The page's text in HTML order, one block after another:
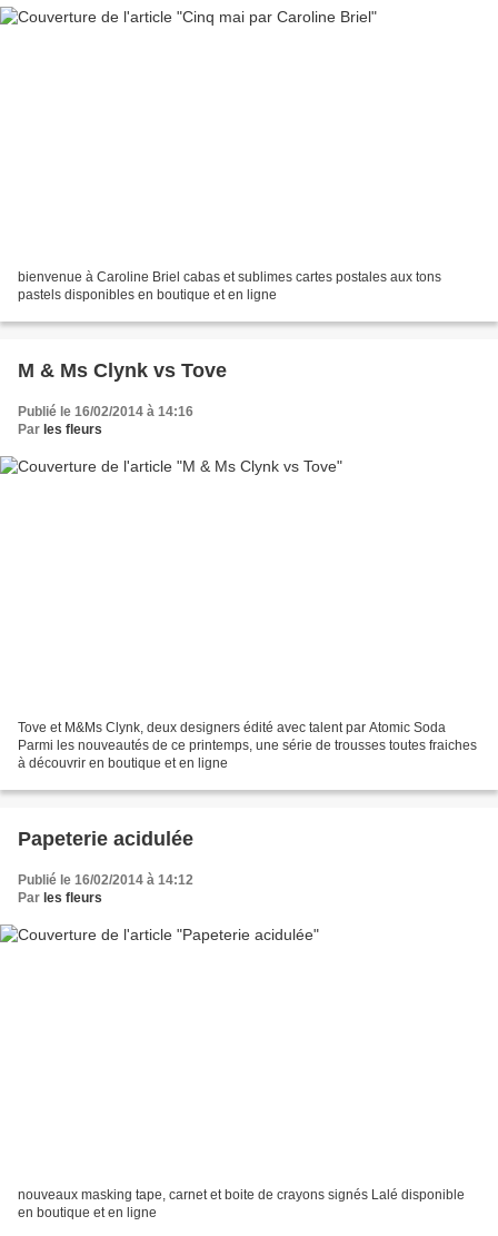
bienvenue à Caroline Briel cabas et sublimes cartes postales aux tons
pastels disponibles en boutique et en ligne
M & Ms Clynk vs Tove
Publié le 16/02/2014 à 14:16
Par les fleurs
Tove et M&Ms Clynk, deux designers édité avec talent par Atomic Soda
Parmi les nouveautés de ce printemps, une série de trousses toutes fraiches
à découvrir en boutique et en ligne
Papeterie acidulée
Publié le 16/02/2014 à 14:12
Par les fleurs
nouveaux masking tape, carnet et boite de crayons signés Lalé disponible
en boutique et en ligne